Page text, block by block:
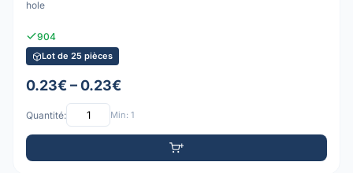
hole
904
Lot de 25 pièces
0.23€ – 0.23€
Quantité: Min: 1